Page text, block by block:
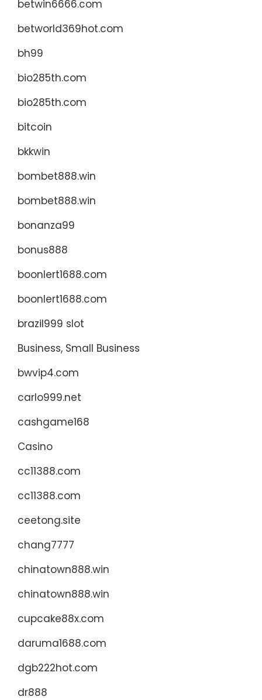
betwin6666.com
betworld369hot.com
bh99
bio285th.com
bio285th.com
bitcoin
bkkwin
bombet888.win
bombet888.win
bonanza99
bonus888
boonlert1688.com
boonlert1688.com
brazil999 slot
Business, Small Business
bwvip4.com
carlo999.net
cashgame168
Casino
cc11388.com
cc11388.com
ceetong.site
chang7777
chinatown888.win
chinatown888.win
cupcake88x.com
daruma1688.com
dgb222hot.com
dr888